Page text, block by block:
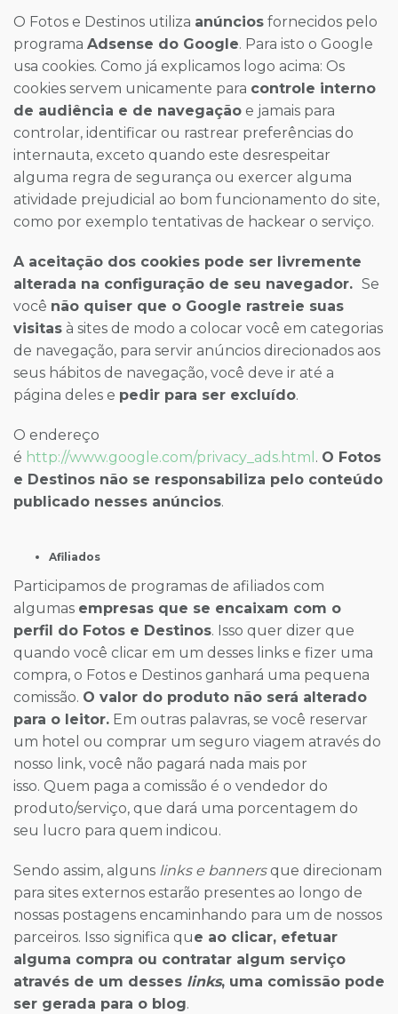
O Fotos e Destinos utiliza anúncios fornecidos pelo
programa Adsense do Google. Para isto o Google
usa cookies. Como já explicamos logo acima: Os
cookies servem unicamente para controle interno
de audiência e de navegação e jamais para
controlar, identificar ou rastrear preferências do
internauta, exceto quando este desrespeitar
alguma regra de segurança ou exercer alguma
atividade prejudicial ao bom funcionamento do site,
como por exemplo tentativas de hackear o serviço.
A aceitação dos cookies pode ser livremente
alterada na configuração de seu navegador. Se
você não quiser que o Google rastreie suas
visitas à sites de modo a colocar você em categorias
de navegação, para servir anúncios direcionados aos
seus hábitos de navegação, você deve ir até a
página deles e pedir para ser excluído.
O endereço
é http://www.google.com/privacy_ads.html . O Fotos
e Destinos não se responsabiliza pelo conteúdo
publicado nesses anúncios.
Afiliados
Participamos de programas de afiliados com
algumas empresas que se encaixam com o
perfil do Fotos e Destinos. Isso quer dizer que
quando você clicar em um desses links e fizer uma
compra, o Fotos e Destinos ganhará uma pequena
comissão. O valor do produto não será alterado
para o leitor. Em outras palavras, se você reservar
um hotel ou comprar um seguro viagem através do
nosso link, você não pagará nada mais por
isso. Quem paga a comissão é o vendedor do
produto/serviço, que dará uma porcentagem do
seu lucro para quem indicou.
Sendo assim, alguns links e bannersque direcionam
para sites externos estarão presentes ao longo de
nossas postagens encaminhando para um de nossos
parceiros. Isso significa que ao clicar, efetuar
alguma compra ou contratar algum serviço
através de um desses links, uma comissão pode
ser gerada para o blog.